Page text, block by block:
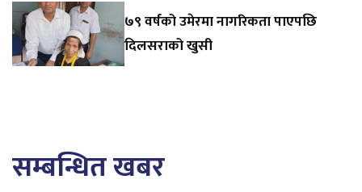
७९ वर्षको उमेरमा नागरिकता पाएपछि
दिलसराको खुसी
सम्बन्धित खबर